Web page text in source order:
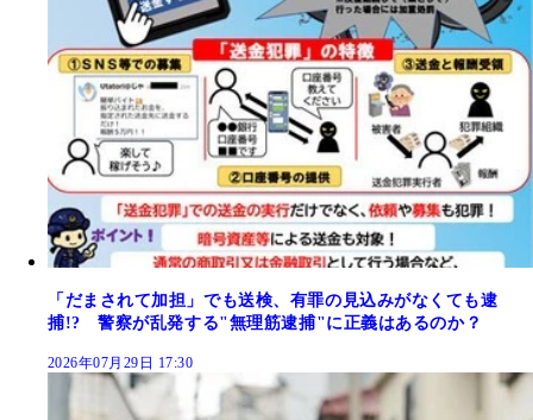
「だまされて加担」でも送検、有罪の見込みがなくても逮
捕!? 警察が乱発する"無理筋逮捕"に正義はあるのか？
2026年07月29日 17:30